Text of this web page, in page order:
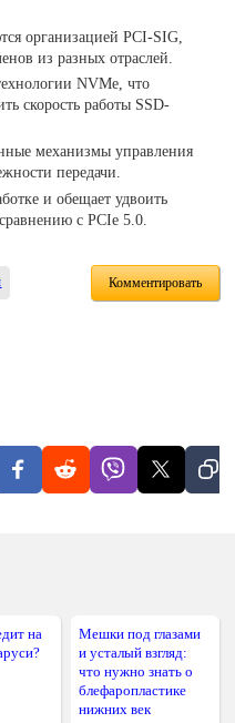
организацией PCI-SIG,
из разных отраслей.
NVMe, что
скорость работы SSD-
механизмы управления
передачи.
и обещает удвоить
с PCIe 5.0.
Комментировать
на
Мешки под глазами
и усталый взгляд:
что нужно знать о
блефаропластике
нижних век